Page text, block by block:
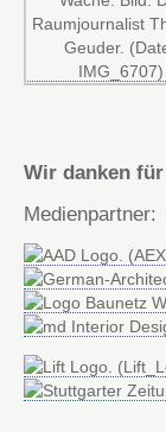
Wir danken
Medienpartner: